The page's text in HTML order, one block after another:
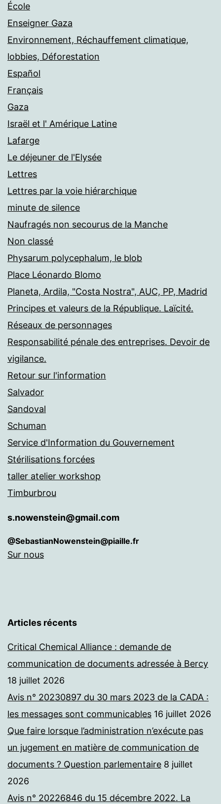
École
Enseigner Gaza
Environnement, Réchauffement climatique,
lobbies, Déforestation
Español
Français
Gaza
Israël et l' Amérique Latine
Lafarge
Le déjeuner de l'Elysée
Lettres
Lettres par la voie hiérarchique
minute de silence
Naufragés non secourus de la Manche
Non classé
Physarum polycephalum, le blob
Place Léonardo Blomo
Planeta, Ardila, "Costa Nostra", AUC, PP, Madrid
Principes et valeurs de la République. Laïcité.
Réseaux de personnages
Responsabilité pénale des entreprises. Devoir de
vigilance.
Retour sur l'information
Salvador
Sandoval
Schuman
Service d'Information du Gouvernement
Stérilisations forcées
taller atelier workshop
Timburbrou
s.nowenstein@gmail.com
@SebastianNowenstein@piaille.fr
Sur nous
Articles récents
Critical Chemical Alliance : demande de
communication de documents adressée à Bercy
18 juillet 2026
Avis n° 20230897 du 30 mars 2023 de la CADA :
les messages sont communicables 16 juillet 2026
Que faire lorsque l’administration n’exécute pas
un jugement en matière de communication de
documents ? Question parlementaire 8 juillet
2026
Avis n° 20226846 du 15 décembre 2022. La